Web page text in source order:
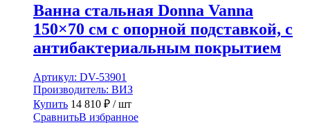
Ванна стальная Donna Vanna
150×70 см с опорной подставкой, с
антибактериальным покрытием
Артикул: DV-53901
Производитель: ВИЗ
Купить 14 810 ₽ / шт
СравнитьВ избранное